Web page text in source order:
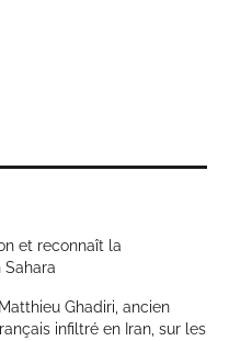
et reconnaît la
Sahara
Ghadiri, ancien
infiltré en Iran, sur les